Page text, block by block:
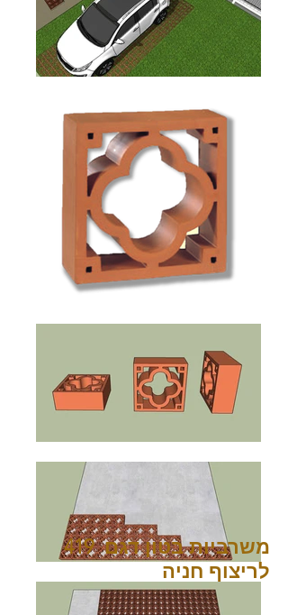
משרביות בטון דגם 419
לריצוף חניה